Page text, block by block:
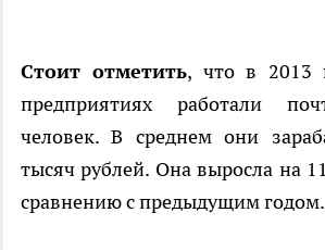
Стоит отметить, что в 2013
предприятиях работали
человек. В среднем они
тысяч рублей. Она выросла на
сравнению с предыдущим годом.